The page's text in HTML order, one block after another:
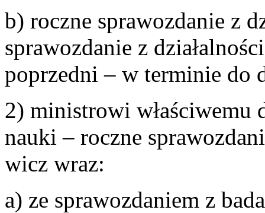
b) roczne sprawozdanie z
sprawozdanie z
poprzedni – w terminie do
2) ministrowi właściwemu
nauki – roczne
wicz wraz:
a) ze sprawozdaniem z